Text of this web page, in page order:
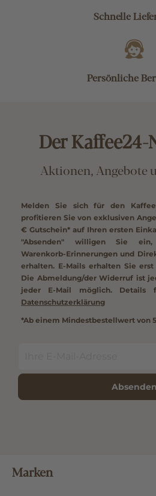
Schnelle
Persönliche
Der Kaffee24-
Aktionen, Angebote
Melden Sie sich für den
profitieren Sie von exklusiven
€ Gutschein* auf Ihren ersten
"Absenden" willigen Sie ein,
Warenkorb-Erinnerungen und
erhalten. E-Mails erhalten Sie
Die Abmeldung/der Widerruf ist
jeder E-Mail möglich. Details
Datenschutzerklärung
*Ab einem Mindestbestellwert von
Absenden
Marken